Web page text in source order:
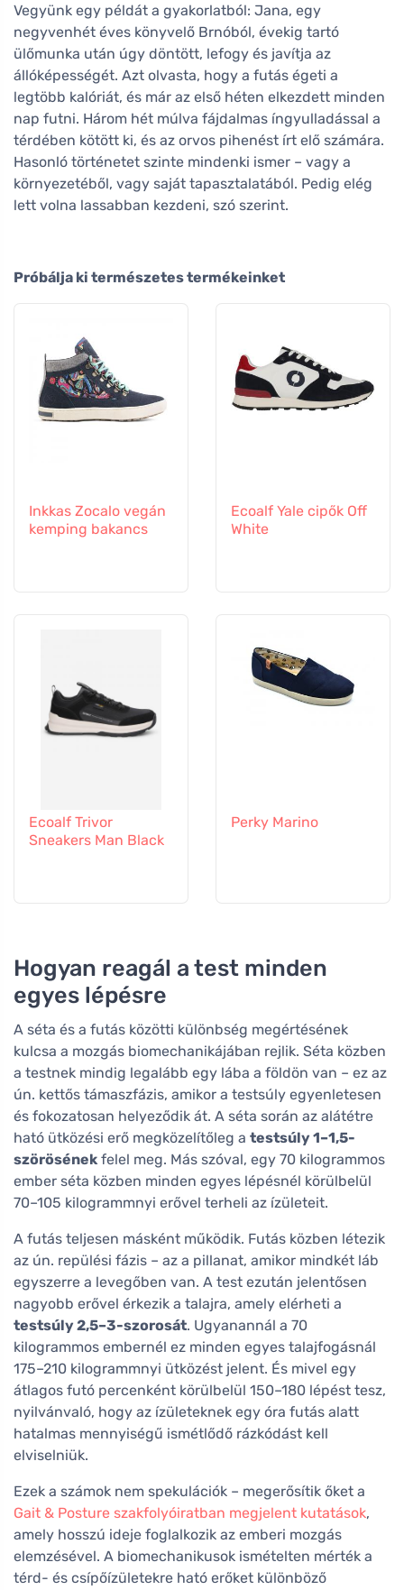
Vegyünk egy példát a gyakorlatból: Jana, egy
negyvenhét éves könyvelő Brnóból, évekig tartó
ülőmunka után úgy döntött, lefogy és javítja az
állóképességét. Azt olvasta, hogy a futás égeti a
legtöbb kalóriát, és már az első héten elkezdett minden
nap futni. Három hét múlva fájdalmas íngyulladással a
térdében kötött ki, és az orvos pihenést írt elő számára.
Hasonló történetet szinte mindenki ismer – vagy a
környezetéből, vagy saját tapasztalatából. Pedig elég
lett volna lassabban kezdeni, szó szerint.
Próbálja ki természetes termékeinket
Inkkas Zocalo vegán
kemping bakancs
Ecoalf Yale cipők Off
White
Ecoalf Trivor
Sneakers Man Black
Perky Marino
Hogyan reagál a test minden
egyes lépésre
A séta és a futás közötti különbség megértésének
kulcsa a mozgás biomechanikájában rejlik. Séta közben
a testnek mindig legalább egy lába a földön van – ez az
ún. kettős támaszfázis, amikor a testsúly egyenletesen
és fokozatosan helyeződik át. A séta során az alátétre
ható ütközési erő megközelítőleg a testsúly 1–1,5-
szörösének felel meg. Más szóval, egy 70 kilogrammos
ember séta közben minden egyes lépésnél körülbelül
70–105 kilogrammnyi erővel terheli az ízületeit.
A futás teljesen másként működik. Futás közben létezik
az ún. repülési fázis – az a pillanat, amikor mindkét láb
egyszerre a levegőben van. A test ezután jelentősen
nagyobb erővel érkezik a talajra, amely elérheti a
testsúly 2,5–3-szorosát. Ugyanannál a 70
kilogrammos embernél ez minden egyes talajfogásnál
175–210 kilogrammnyi ütközést jelent. És mivel egy
átlagos futó percenként körülbelül 150–180 lépést tesz,
nyilvánvaló, hogy az ízületeknek egy óra futás alatt
hatalmas mennyiségű ismétlődő rázkódást kell
elviselniük.
Ezek a számok nem spekulációk – megerősítik őket a
Gait & Posture szakfolyóiratban megjelent kutatások,
amely hosszú ideje foglalkozik az emberi mozgás
elemzésével. A biomechanikusok ismételten mérték a
térd- és csípőízületekre ható erőket különböző